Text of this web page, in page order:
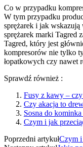
Co w przypadku
W tym przypadku
sprężarek i jak
sprężarek marki Tagred
Tagred, który jest
kompresorów nie tylko
łopatkowych czy nawet
Sprawdź również :
Fusy z kawy –
Czy akacja to
Sosna do
Czym i jak
Poprzedni artykułCzym i